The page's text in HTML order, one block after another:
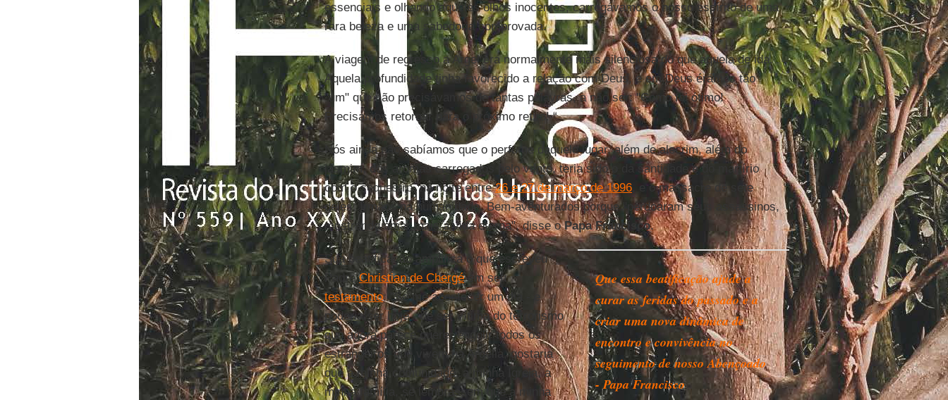
essenciais e olhando aqueles olhos inocentes, carregávamos o nosso espírito de uma
rara beleza e uma sabedoria comprovada.
A viagem de regresso a Argel era normalmente mais silenciosa do que aquela de ida.
Aquela profundidade tinha favorecido a relação com Deus, e em Deus éramos tão
"um" que não precisávamos de tantas palavras, a não ser: "Como foi ótimo!
Precisamos retornar para o próximo retiro! “
Nós ainda não sabíamos que o perfume daquele lugar, além de alecrim, além do
jasmim, dos aromas carregados pelo vento, teria sido o da santidade e do martírio
com o sequestro, na noite entre26 e 27 de março de 1996, e o massacre de sete
deles. Irmãos na humanidade. Bem-aventurados porque "perdoaram seus assassinos,
mostrando amar mais a vida eterna", disse oPapa Francisco.
Que essa beatificação ajude a
curar as feridas do passado e a
criar uma nova dinâmica de
encontro e convivência no
seguimento de nosso Abençoado
- Papa Francisco
Sua beatificação amplifica o que escreveu
PadreChristian de Chergéem seu
testamento: "Se me acontecer um dia - e
poderia ser hoje - de ser vítima do terrorismo
que agora parece querer engolir todos os
estrangeiros que vivem na Argélia, gostaria
que a minha comunidade, a minha Igreja, a
minha família, se lembrassem que a minha